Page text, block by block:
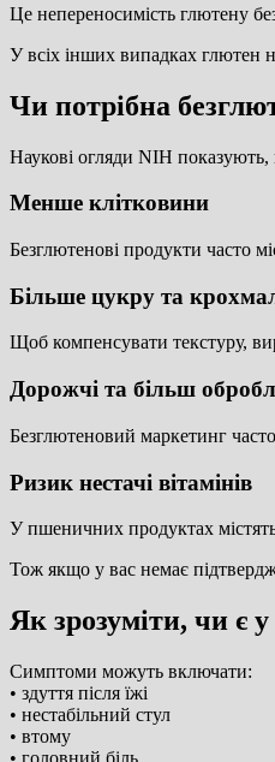
Це непереносимість глютену
У всіх інших випадках глютен
Чи потрібна
Наукові огляди NIH
Менше клітковини
Безглютенові продукти часто
Більше цукру та
Щоб компенсувати текстуру,
Дорожчі та більш
Безглютеновий маркетинг
Ризик нестачі вітамінів
У пшеничних продуктах
Тож якщо у вас немає
Як зрозуміти, чи є
Симптоми можуть включати:
• здуття після їжі
• нестабільний стул
• втому